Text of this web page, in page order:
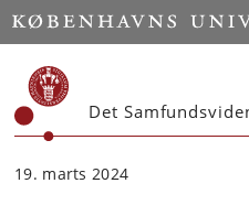
Start
Det
19. marts 2024